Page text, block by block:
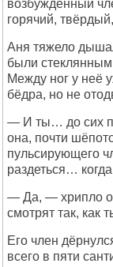
возбуждённый
горячий,
Аня тяжело
были
Между ног у неё
бёдра, но не
— И ты… до сих
она, почти
пульсирующего
раздеться…
— Да, — хрипло
смотрят так, как
Его член
всего в пяти